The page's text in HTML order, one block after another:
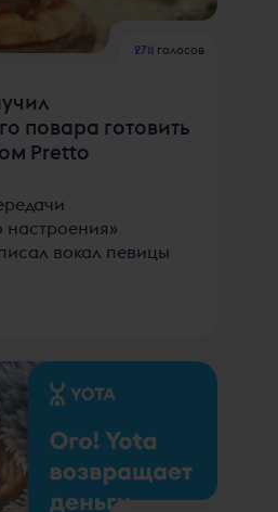
2711 голосов
повара готовить
Pretto
настроения»
вокал певицы